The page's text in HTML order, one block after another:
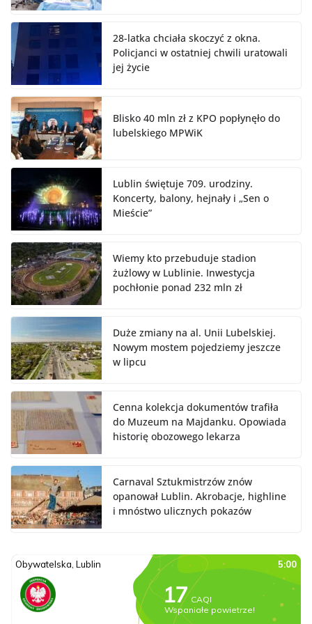
28-latka chciała skoczyć z okna.
Policjanci w ostatniej chwili uratowali
jej życie
Blisko 40 mln zł z KPO popłynęło do
lubelskiego MPWiK
Lublin świętuje 709. urodziny.
Koncerty, balony, hejnały i „Sen o
Mieście”
Wiemy kto przebuduje stadion
żużlowy w Lublinie. Inwestycja
pochłonie ponad 232 mln zł
Duże zmiany na al. Unii Lubelskiej.
Nowym mostem pojedziemy jeszcze
w lipcu
Cenna kolekcja dokumentów trafiła
do Muzeum na Majdanku. Opowiada
historię obozowego lekarza
Carnaval Sztukmistrzów znów
opanował Lublin. Akrobacje, highline
i mnóstwo ulicznych pokazów